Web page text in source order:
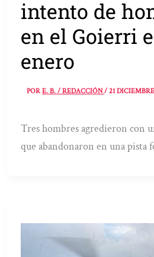
intento de
en el Goierri
enero
PORE. B. / REDACCIÓN/21
Tres hombres agredieron con
que abandonaron en una pista